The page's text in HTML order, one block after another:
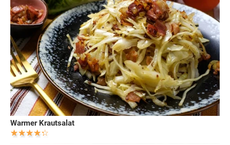
Warmer Krautsalat